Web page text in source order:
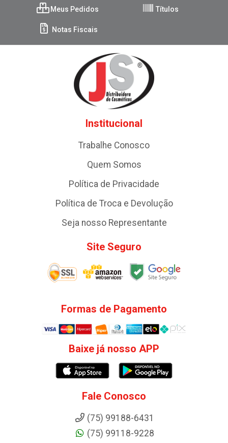
Meus Pedidos Títulos
Notas Fiscais
Institucional
Trabalhe Conosco
Quem Somos
Política de Privacidade
Política de Troca e Devolução
Seja nosso Representante
Site Seguro
Formas de Pagamento
Baixe já nosso APP
Fale Conosco
(75) 99188-6431
(75) 99118-9228